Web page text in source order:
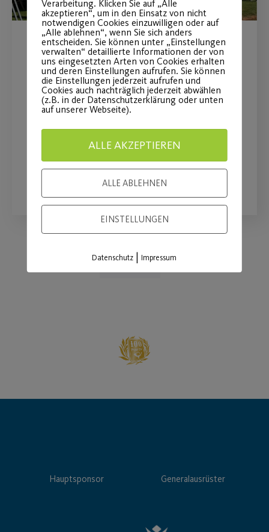
MAN Truck & Bus wird
Premiumpartner
Langfristige Partnerschaft stärkt
insbesondere den Mädchen- und
WEITERLESEN
Load More
Hauptsponsor Generalausrüster
Verarbeitung. Klicken Sie auf „Alle
akzeptieren“, um in den Einsatz von nicht
notwendigen Cookies einzuwilligen oder auf
„Alle ablehnen“, wenn Sie sich anders
entscheiden. Sie können unter „Einstellungen
verwalten“ detaillierte Informationen der von
uns eingesetzten Arten von Cookies erhalten
und deren Einstellungen aufrufen. Sie können
die Einstellungen jederzeit aufrufen und
Cookies auch nachträglich jederzeit abwählen
(z.B. in der Datenschutzerklärung oder unten
auf unserer Webseite).
ALLE AKZEPTIEREN
ALLE ABLEHNEN
EINSTELLUNGEN
Datenschutz |Impressum